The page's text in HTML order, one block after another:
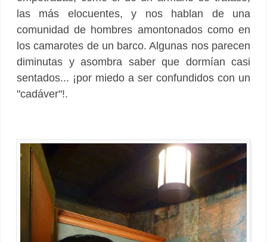
las más elocuentes, y nos hablan de una
comunidad de hombres amontonados como en
los camarotes de un barco. Algunas nos parecen
diminutas y asombra saber que dormían casi
sentados... ¡por miedo a ser confundidos con un
"cadáver"!.